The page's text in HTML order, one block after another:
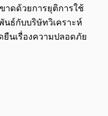
าดด้วยการยุติการใช้
ธ์กับบริษัทวิเคราะห์
นเรื่องความปลอดภัย